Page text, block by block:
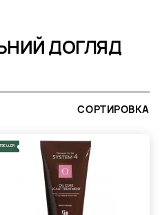
ДОГЛЯД
СОРТИРОВКА